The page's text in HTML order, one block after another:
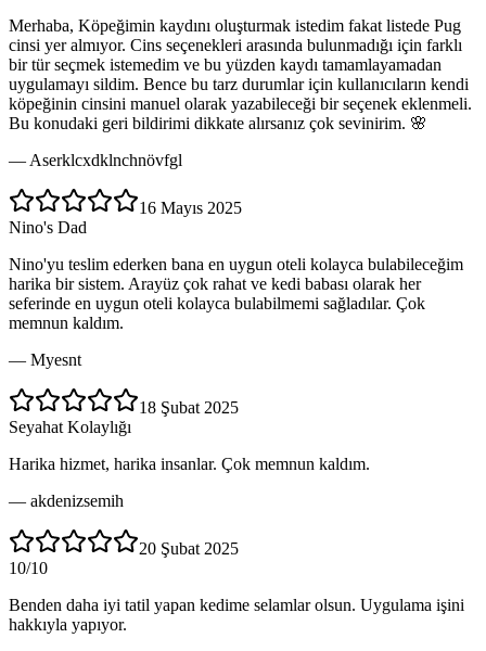
Merhaba, Köpeğimin kaydını oluşturmak istedim fakat listede Pug
cinsi yer almıyor. Cins seçenekleri arasında bulunmadığı için farklı
bir tür seçmek istemedim ve bu yüzden kaydı tamamlayamadan
uygulamayı sildim. Bence bu tarz durumlar için kullanıcıların kendi
köpeğinin cinsini manuel olarak yazabileceği bir seçenek eklenmeli.
Bu konudaki geri bildirimi dikkate alırsanız çok sevinirim. 🌸
— Aserklcxdklnchnövfgl
16 Mayıs 2025
Nino's Dad
Nino'yu teslim ederken bana en uygun oteli kolayca bulabileceğim
harika bir sistem. Arayüz çok rahat ve kedi babası olarak her
seferinde en uygun oteli kolayca bulabilmemi sağladılar. Çok
memnun kaldım.
— Myesnt
18 Şubat 2025
Seyahat Kolaylığı
Harika hizmet, harika insanlar. Çok memnun kaldım.
— akdenizsemih
20 Şubat 2025
10/10
Benden daha iyi tatil yapan kedime selamlar olsun. Uygulama işini
hakkıyla yapıyor.